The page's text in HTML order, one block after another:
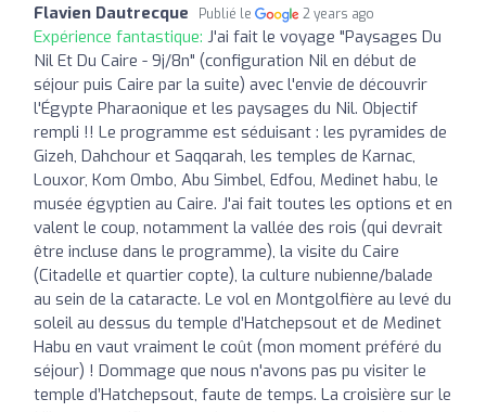
Flavien Dautrecque Publié le 2 years ago
Expérience fantastique: J'ai fait le voyage "Paysages Du
Nil Et Du Caire - 9j/8n" (configuration Nil en début de
séjour puis Caire par la suite) avec l'envie de découvrir
l'Égypte Pharaonique et les paysages du Nil. Objectif
rempli !! Le programme est séduisant : les pyramides de
Gizeh, Dahchour et Saqqarah, les temples de Karnac,
Louxor, Kom Ombo, Abu Simbel, Edfou, Medinet habu, le
musée égyptien au Caire. J'ai fait toutes les options et en
valent le coup, notamment la vallée des rois (qui devrait
être incluse dans le programme), la visite du Caire
(Citadelle et quartier copte), la culture nubienne/balade
au sein de la cataracte. Le vol en Montgolfière au levé du
soleil au dessus du temple d’Hatchepsout et de Medinet
Habu en vaut vraiment le coût (mon moment préféré du
séjour) ! Dommage que nous n'avons pas pu visiter le
temple d’Hatchepsout, faute de temps. La croisière sur le